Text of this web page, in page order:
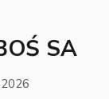
SA